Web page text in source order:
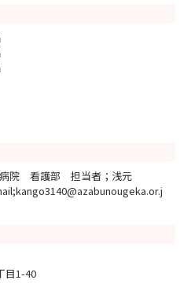
病院 看護部 担当者；浅元
目1-40